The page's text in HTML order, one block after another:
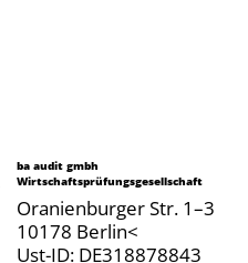
ba audit gmbh
Wirtschaftsprüfungsgesellschaft
Oranienburger Str. 1–3
10178 Berlin<
Ust-ID: DE318878843